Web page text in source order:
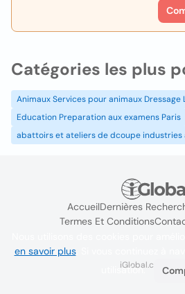
Catégories les plus
Animaux Services pour animaux Dressage
Education Preparation aux examens Paris
abattoirs et ateliers de dcoupe industries
AccueilDernières
Termes Et Conditions
iGlobal.co @ 2024
en savoir plus. Si vous continuez à
utilisation.